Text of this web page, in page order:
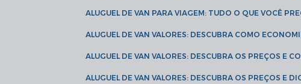
ALUGUEL DE VAN PARA VIAGEM: TUDO O QUE VOCÊ
ALUGUEL DE VAN VALORES: DESCUBRA COMO
ALUGUEL DE VAN VALORES: DESCUBRA OS PREÇOS E
ALUGUEL DE VAN VALORES: DESCUBRA OS PREÇOS E